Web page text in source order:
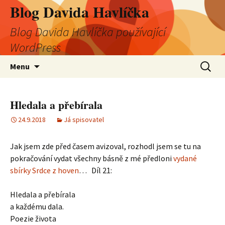
Blog Davida Havlíčka
Blog Davida Havlíčka používající
WordPress
Menu
Hledala a přebírala
24.9.2018 Já spisovatel
Jak jsem zde před časem avizoval, rozhodl jsem se tu na
pokračování vydat všechny básně z mé předloni vydané
sbírky Srdce z hoven… Díl 21:
Hledala a přebírala
a každému dala.
Poezie života